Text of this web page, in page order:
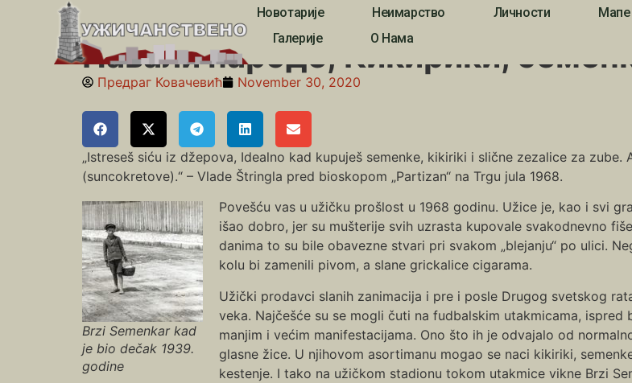
Новотарије Неимарство Личности Мапе
Галерије
О Нама
Навали народе; Кикирики, семенке, леблебије !
Навали народе; Кикирики,
Предраг Ковачевић November 30, 2020
„Istreseš siću iz džepova, Idealno kad kupuješ semenke, kikiriki i slične zezalice za
(suncokretove).“ – Vlade Štringla pred bioskopom „Partizan“ na Trgu jula 1968.
Brzi Semenkar kad
je bio dečak 1939.
godine
Povešću vas u užičku prošlost u 1968 godinu. Užice je, kao i svi
išao dobro, jer su mušterije svih uzrasta kupovale svakodnevno
danima to su bile obavezne stvari pri svakom „blejanju“ po ulici.
kolu bi zamenili pivom, a slane grickalice cigarama.
Užički prodavci slanih zanimacija i pre i posle Drugog svetskog
veka. Najčešće su se mogli čuti na fudbalskim utakmicama,
manjim i većim manifestacijama. Ono što ih je odvajalo od
glasne žice. U njihovom asortimanu mogao se naci kikiriki,
kestenje. I tako na užičkom stadionu tokom utakmice vikne Brzi